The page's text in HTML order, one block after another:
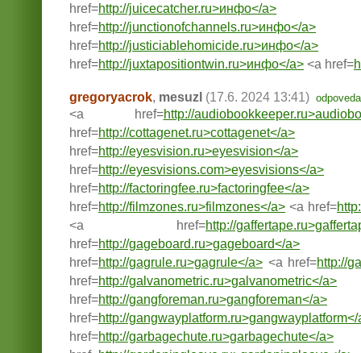
href=http://juicecatcher.ru>инфо</a>
href=http://junctionofchannels.ru>инфо</a>
href=http://justiciablehomicide.ru>инфо</a>
href=http://juxtapositiontwin.ru>инфо</a> <a href=
gregoryacrok, mesuzl (17.6. 2024 13:41)
<a href=http://
href=http://cottagenet.ru>cottagenet</a>
href=http://eyesvision.ru>eyesvision</a>
href=http://eyesvisions.com>eyesvisions</a>
href=http://factoringfee.ru>factoringfee</a>
href=http://filmzones.ru>filmzones</a> <a href=
<a href=http://
href=http://gageboard.ru>gageboard</a>
href=http://gagrule.ru>gagrule</a> <a href=http://
href=http://galvanometric.ru>galvanometric</a>
href=http://gangforeman.ru>gangforeman</a>
href=http://gangwayplatform.ru>gangwayplatform</
href=http://garbagechute.ru>garbagechute</a>